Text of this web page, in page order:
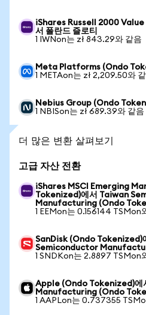
iShares Russell 2000 Value
서 폴란드 즐로티
1 IWNon는 zł 843.29와 같음
Meta Platforms (Ondo
1 METAon는 zł 2,209.50와
Nebius Group (Ondo
1 NBISon는 zł 689.39와 같음
더 많은 변환 살펴보기
고급 자산 전환
iShares MSCI Emerging
Tokenized)에서 Taiwan
Manufacturing (Ondo
1 EEMon는 0.156144 TSMon
SanDisk (Ondo Tokenized)
Semiconductor
1 SNDKon는 2.8897 TSMon
Apple (Ondo Tokenized)
Manufacturing (Ondo
1 AAPLon는 0.737355